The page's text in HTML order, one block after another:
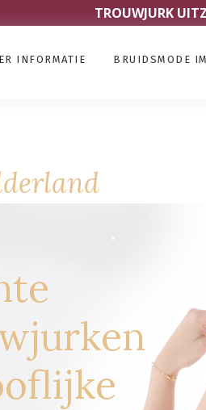
TROUWJURK
INFORMATIE BRUIDSMODE